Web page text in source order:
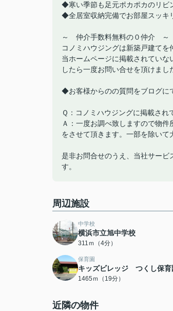
◆寒い季節も足元ポカポカのリビ
◆全居室収納完備でお部屋スッキ
～ 仲介手数料無料の０仲介 ～
コノミハウジングは新築戸建て
当ホームページに掲載されてい
したら一度お問い合せを頂けまし
◆お客様からのの質問をブログに
Ｑ：コノミハウジングに掲載され
Ａ：一度お調べ致しますので物
をさせて頂きます。一部を除いて
是非お問合せのうえ、当社サー
す。
周辺施設
中学校
横浜市立旭中学校
311ｍ（4分）
保育園
キッズビレッジ つくし保育
1465ｍ（19分）
近隣の物件